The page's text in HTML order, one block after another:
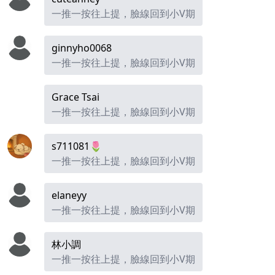
一推一按往上提，臉線回到小V期
ginnyho0068
一推一按往上提，臉線回到小V期
Grace Tsai
一推一按往上提，臉線回到小V期
s711081🌷
一推一按往上提，臉線回到小V期
elaneyy
一推一按往上提，臉線回到小V期
林小調
一推一按往上提，臉線回到小V期